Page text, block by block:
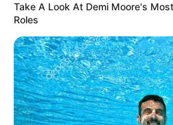
Take A Look At Demi Moore's
Roles